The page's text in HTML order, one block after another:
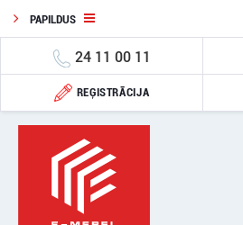
PAPILDUS
24 11 00 11
REĢISTRĀCIJA